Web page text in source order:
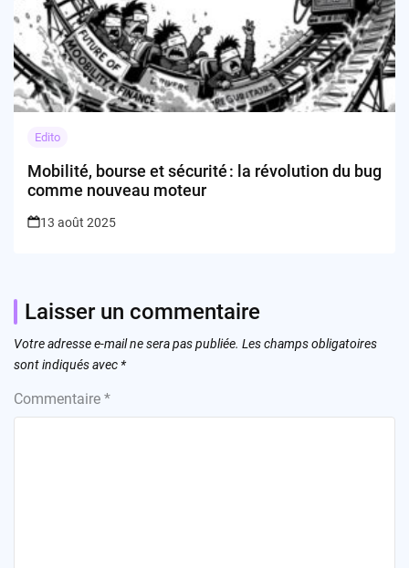
Edito
Mobilité, bourse et sécurité : la révolution du bug
comme nouveau moteur
13 août 2025
Laisser un commentaire
Votre adresse e-mail ne sera pas publiée. Les champs obligatoires
sont indiqués avec *
Commentaire *